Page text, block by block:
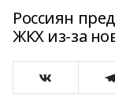
Россиян
ЖКХ из-за